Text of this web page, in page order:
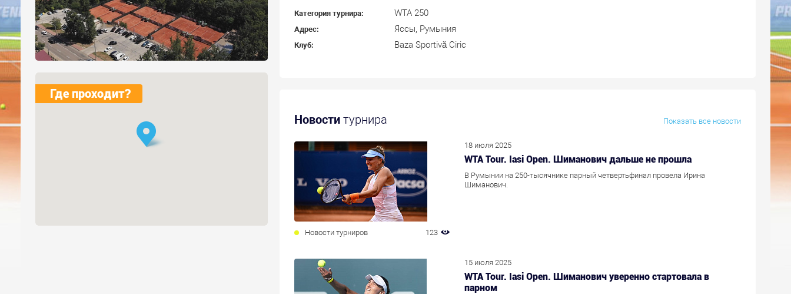
Категория турнира: WTA 250
Адрес: Яссы, Румыния
Клуб: Baza Sportivă Ciric
Показать все новости
Новости турнира
Новости турниров 123
18 июля 2025
WTA Tour. Iasi Open. Шиманович дальше не прошла
В Румынии на 250-тысячнике парный четвертьфинал провела Ирина
Шиманович.
15 июля 2025
WTA Tour. Iasi Open. Шиманович уверенно стартовала в
парном
Где проходит?